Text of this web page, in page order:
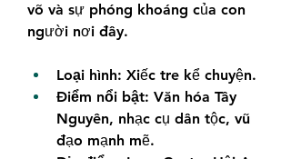
võ và sự phóng khoáng của con
người nơi đây.
Loại hình: Xiếc tre kể chuyện.
Điểm nổi bật: Văn hóa Tây
Nguyên, nhạc cụ dân tộc, vũ
đạo mạnh mẽ.